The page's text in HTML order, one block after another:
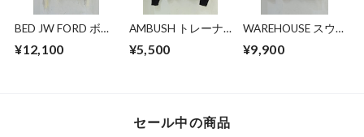
BED JW FORD ボー
¥12,100
AMBUSH トレーナ
¥5,500
WAREHOUSE スウ
¥9,900
セール中の商品